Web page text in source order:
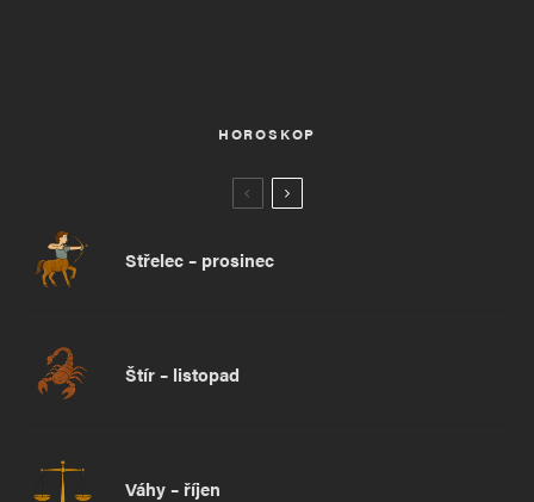
HOROSKOP
Střelec – prosinec
Štír – listopad
Váhy – říjen